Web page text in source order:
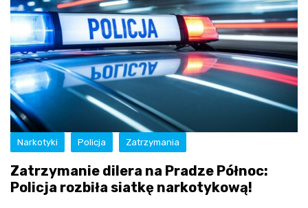
Narkotyki Policja Zatrzymania
Zatrzymanie dilera na Pradze Północ:
Policja rozbiła siatkę narkotykową!